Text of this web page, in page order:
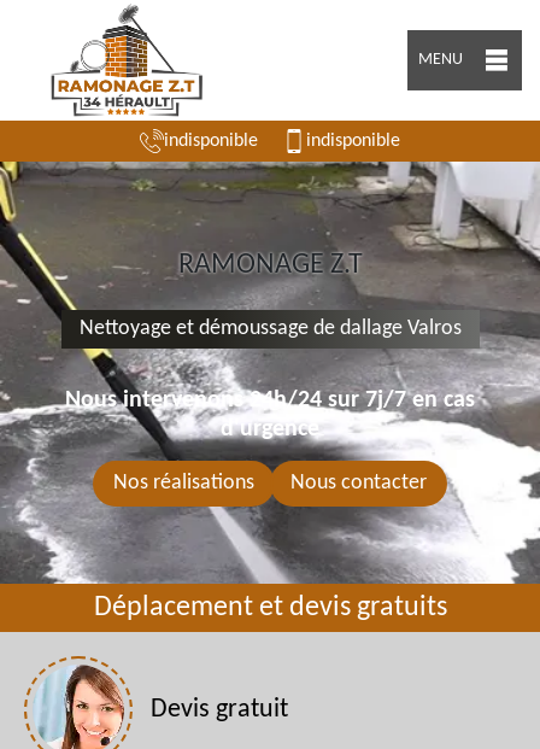
MENU
indisponible indisponible
RAMONAGE Z.T
Nettoyage et démoussage de dallage Valros
Nous intervenons 24h/24 sur 7j/7 en cas
d'urgence
Nos réalisations Nous contacter
Déplacement et devis gratuits
Devis gratuit